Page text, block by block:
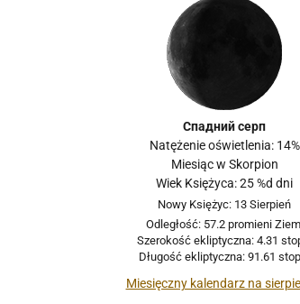
Спадний серп
Natężenie oświetlenia: 14%
Miesiąc w Skorpion
Wiek Księżyca: 25 %d dni
Nowy Księżyc: 13 Sierpień
Odległość: 57.2 promieni
Szerokość ekliptyczna: 4.31
Długość ekliptyczna: 91.61
Miesięczny kalendarz na